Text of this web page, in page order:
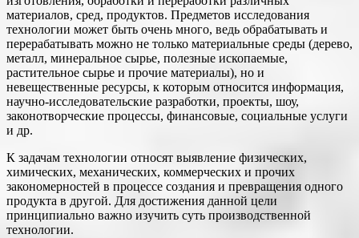
материалов, сред, продуктов. Предметов исследования
технологии может быть очень много, ведь обрабатывать и
перерабатывать можно не только материальные среды (дерево,
металл, минеральное сырье, полезные ископаемые,
растительное сырье и прочие материалы), но и
невещественные ресурсы, к которым относится информация,
научно-исследовательские разработки, проекты, шоу,
законотворческие процессы, финансовые, социальные услуги
и др.
К задачам технологии относят выявление физических,
химических, механических, коммерческих и прочих
закономерностей в процессе создания и превращения одного
продукта в другой. Для достижения данной цели
принципиально важно изучить суть производственной
технологии.